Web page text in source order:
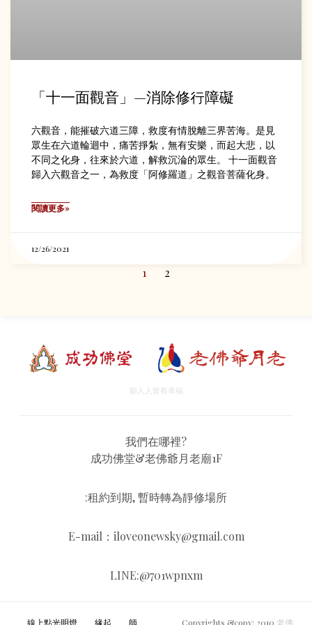
「十一面觀音」—消除修行障礙
六觀音，能摧破六道三障，救度有情脫離三界苦海。是見
眾生在六道輪迴中，痛苦掙紮，無有安樂，而起大悲，以
不同之化身，往來於六道，解救沉淪的眾生。 十一面觀音
歸入六觀音之一，為救度「阿修羅道」之觀音菩薩化身。
閱讀更多»
12/26/2021
1 2
願人人皆有幸福
我們在哪裡?
成功佛堂&老佛爺月老廟1F
:租約到期, 暫時轉為靜修場所
E-mail：iloveonewsky@gmail.com
LINE:@701wpnxm
線上點光明燈 緣起 師 Copyrights &copy; 2010 老佛